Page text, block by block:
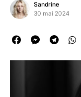
Sandrine
30 mai 2024